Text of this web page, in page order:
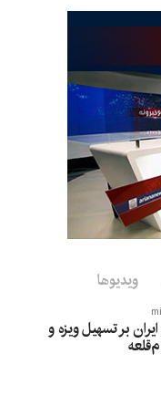
پس از ثبت در
همکار، به
در پاکستان به دلیل
به وضعیت مهاجرت،
شده‌اند.
ویدیوها
بر تسهیل ویزه و